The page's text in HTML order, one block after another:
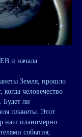
и начала
Земля, прошло
человечество
Будет ли
планеты. Этот
наш планомерно
события,